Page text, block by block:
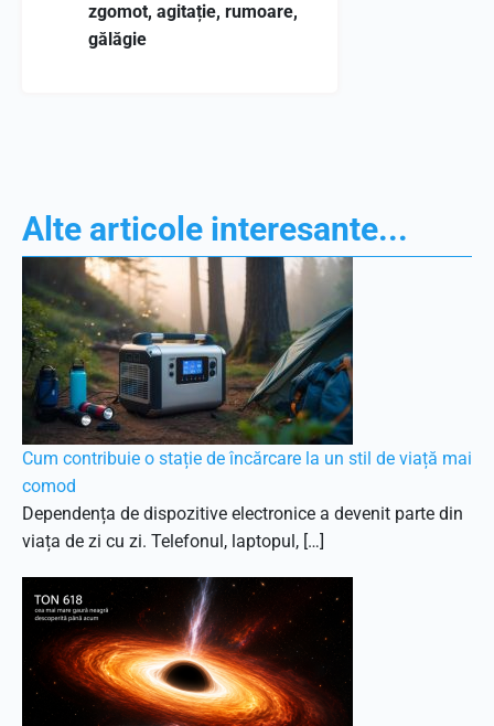
zgomot, agitație, rumoare,
gălăgie
Alte articole interesante...
Cum contribuie o stație de încărcare la un stil de viață mai
comod
Dependența de dispozitive electronice a devenit parte din
viața de zi cu zi. Telefonul, laptopul, […]